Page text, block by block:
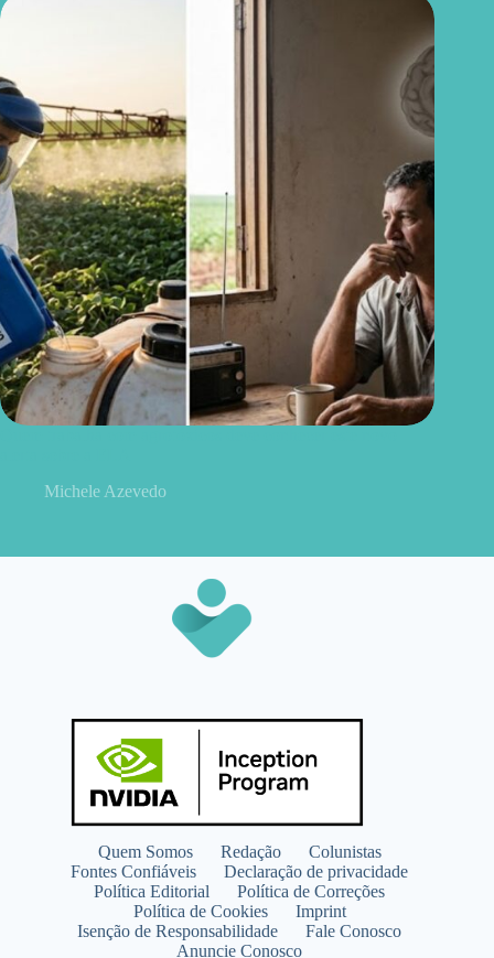
Michele Azevedo
Quem Somos Redação
Colunistas
Fontes Confiáveis
Declaração de privacidade
Política Editorial
Política de Correções
Política de Cookies
Imprint
Isenção de Responsabilidade
Fale Conosco
Anuncie Conosco